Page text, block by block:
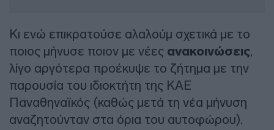
Κι ενώ επικρατούσε αλαλούμ σχετικά με το
ποιος μήνυσε ποιον με νέες ανακοινώσεις,
λίγο αργότερα προέκυψε το ζήτημα με την
παρουσία του ιδιοκτήτη της ΚΑΕ
Παναθηναϊκός (καθώς μετά τη νέα μήνυση
αναζητούνταν στα όρια του αυτοφώρου).